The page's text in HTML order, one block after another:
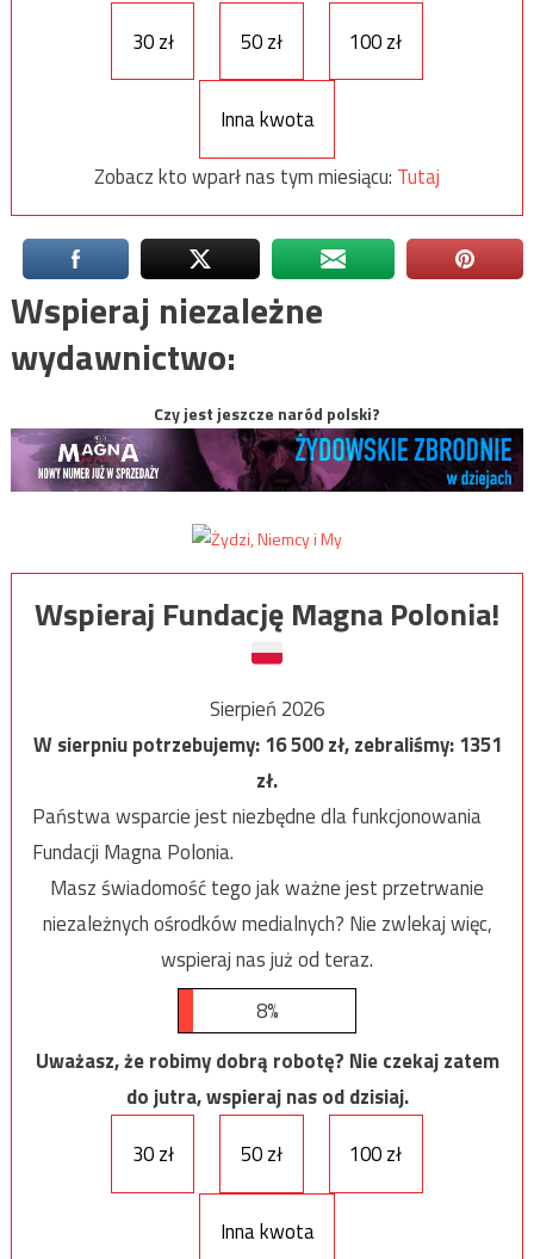
30 zł 50 zł 100 zł
Inna kwota
Zobacz kto wparł nas tym miesiącu: Tutaj
Wspieraj niezależne
wydawnictwo:
Czy jest jeszcze naród polski?
Wspieraj Fundację Magna Polonia!
Sierpień 2026
W sierpniu potrzebujemy:16 500zł, zebraliśmy:1351
zł.
Państwa wsparcie jest niezbędne dla funkcjonowania
Fundacji Magna Polonia.
Masz świadomość tego jak ważne jest przetrwanie
niezależnych ośrodków medialnych? Nie zwlekaj więc,
wspieraj nas już od teraz.
8%
Uważasz, że robimy dobrą robotę? Nie czekaj zatem
do jutra, wspieraj nas od dzisiaj.
30 zł
50 zł 100 zł
Inna kwota